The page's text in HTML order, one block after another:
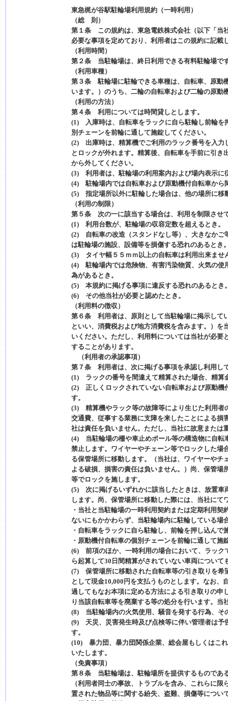
東急梶が谷駅駐輪場利用規約（一時利用）
（総 則）
第１条 この規約は、東急電鉄株式会社（以下「当
必要な事項を定めており、利用者はこの規約に記
（利用時間）
第２条 当駐輪場は、終日利用できる有料駐輪場で
（利用車種）
第３条 駐輪場に駐輪できる車種は、自転車、原動
います。）のうち、二輪の自転車および二輪の原動
（利用の方法）
第４条 利用については時間貸しとします。
(1) 入庫時は、自転車をラックに自ら駐輪し前輪を
別チェーンを前輪に通して施錠してください。
(2) 出庫時は、精算機でご利用のラック番号を入力
とロックが外れます。精算後、自転車を手前に引
から外してください。
(3) 利用者は、駐輪場の利用案内および場内表示に
(4) 駐輪場内では自転車および原動機付自転車から
(5) 指定場所以外に駐輪した場合は、他の場所に移
（利用の制限）
第５条 次の一に該当する場合は、利用を制限させ
(1) 利用台数が、駐輪場の収容定数を超えるとき。
(2) 自転車の改造（スタンドなし等）、大きなかご
は駐輪場の施設、設備等を損傷する恐れのあるとき
(3) タイヤ幅５５ｍｍ以上の自転車は利用出来ませ
(4) 駐輪場内では危険物、有害汚染物質、火気の使
為があるとき。
(5) 本規約に掲げる事項に違反する恐れのあるとき
(6) その他当社が必要と認めたとき。
（利用料の徴収）
第６条 利用者は、原則として当駐輪場に掲示して
といい、消費税および地方消費税を含みます。）
いください。ただし、利用料については当社が必
することがあります。
（利用者の承認事項）
第７条 利用者は、次に掲げる事項を承認し利用し
(1) ラックの番号を間違えて精算された場合、精算
(2) 正しくロックされていない自転車および原動機
す。
(3) 精算機やラック等の故障等により生じた利用者
交通費、従事する業務に支障を来したことによる
社は責任を負いません。ただし、当社に故意または
(4) 当駐輪場の柵や車止めポール等の構造物に自転
禁止します。ワイヤーやチェーン等でロックした
る保管場所に移動します。（当社は、ワイヤーや
よる破損、損害の責任は負いません。）尚、保管
等でロックを施します。
(5) 次に掲げるいずれかに該当したときは、放置車
します。尚、保管場所に移動した際には、当社に
・当社と当駐輪場の一時利用契約または定期利用
ないにもかかわらず、当駐輪場内に駐輪している場
・自転車をラックに自ら駐輪し、前輪を押し込んで
・原動機付自転車の個別チェーンを前輪に通して施
(6) 前項のほか、一時利用の場合において、ラック
ら起算して30日間精算がされていない車両につい
(7) 保管場所に移動された自転車等の引き取りを希
として現金10,000円を支払うものとします。なお
過してもなお本項に定める方法による引き取りの
り当該自転車等を廃棄する等の処分を行います。
(8) 当駐輪場内の火気使用、騒音を発する行為、そ
(9) 天災、災害発生時及び点検等に伴い管理者は予
す。
(10) 暴力団、暴力団関係企業、総会屋もしくはこ
いたします。
（免責事項）
第８条 当駐輪場は、駐輪場所を提供するものであ
（利用者同士の事故、トラブルを含み、これらに
置された物品等に関する紛失、盗難、損傷等につい